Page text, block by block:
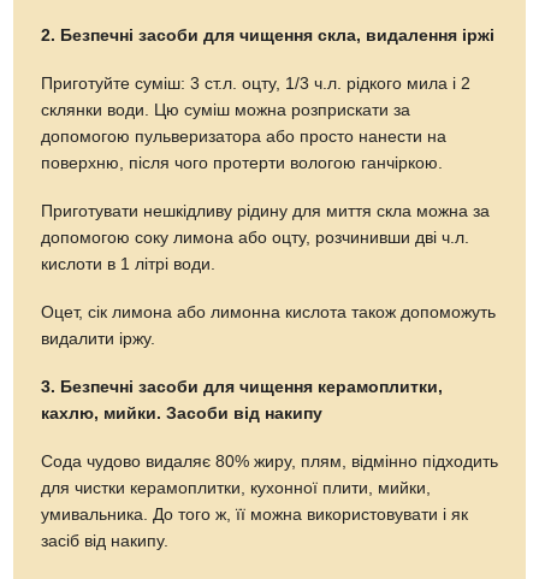
2. Безпечні засоби для чищення скла, видалення іржі
Приготуйте суміш: 3 ст.л. оцту, 1/3 ч.л. рідкого мила і 2
склянки води. Цю суміш можна розприскати за
допомогою пульверизатора або просто нанести на
поверхню, після чого протерти вологою ганчіркою.
Приготувати нешкідливу рідину для миття скла можна за
допомогою соку лимона або оцту, розчинивши дві ч.л.
кислоти в 1 літрі води.
Оцет, сік лимона або лимонна кислота також допоможуть
видалити іржу.
3. Безпечні засоби для чищення керамоплитки,
кахлю, мийки. Засоби від накипу
Сода чудово видаляє 80% жиру, плям, відмінно підходить
для чистки керамоплитки, кухонної плити, мийки,
умивальника. До того ж, її можна використовувати і як
засіб від накипу.